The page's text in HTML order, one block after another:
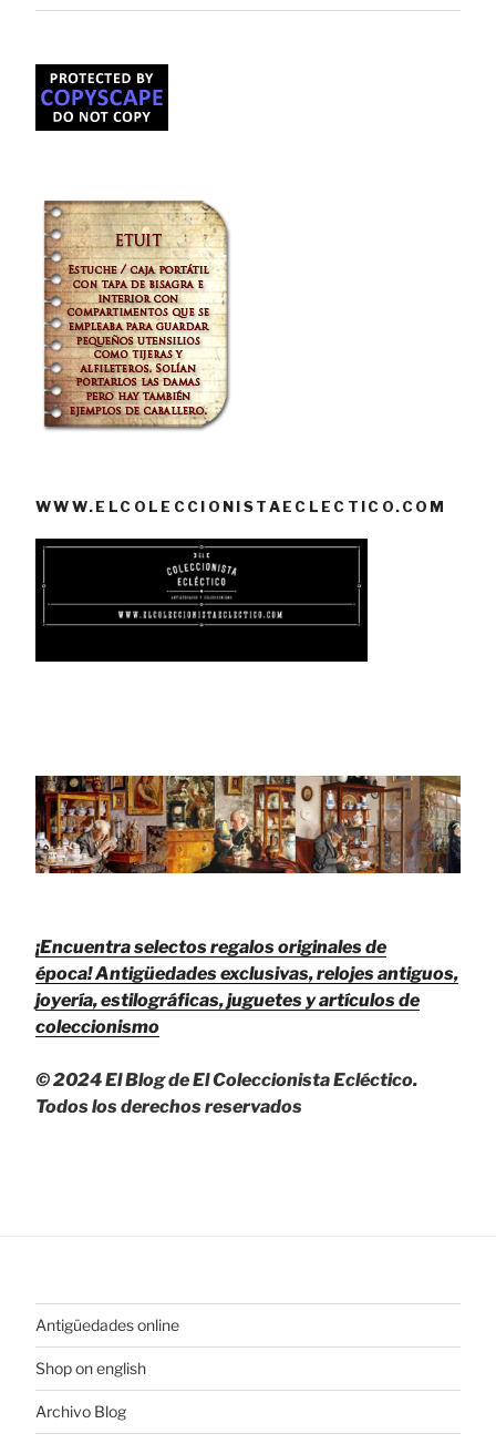
WWW.ELCOLECCIONISTAECLECTICO.COM
¡Encuentra selectos regalos originales de
época!Antigüedades exclusivas, relojes antiguos,
joyería, estilográficas, juguetes y artículos de
coleccionismo
© 2024 El Blog de El Coleccionista Ecléctico.
Todos los derechos reservados
Antigüedades online
Shop on english
Archivo Blog